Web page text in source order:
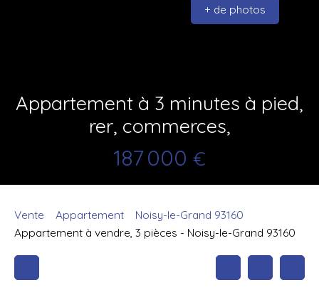
+ de photos
Appartement à 3 minutes à pied,
rer, commerces,
187 000 €
Vente Appartement
Noisy-le-Grand 93160
Appartement à vendre, 3 pièces - Noisy-le-Grand 93160